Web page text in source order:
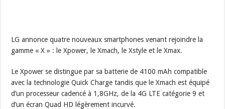
LG annonce quatre nouveaux smartphones venant rejoindre la
gamme « X » : le Xpower, le Xmach, le Xstyle et le Xmax.
Le Xpower se distingue par sa batterie de 4100 mAh compatible
avec la technologie Quick Charge tandis que le Xmach est équipé
d’un processeur cadencé à 1,8GHz, de la 4G LTE catégorie 9 et
d’un écran Quad HD légèrement incurvé.